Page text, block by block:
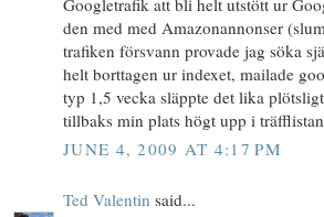
den med med Amazonannonser
trafiken försvann provade jag söka
helt borttagen ur indexet, mailade
typ 1,5 vecka släppte det lika
tillbaks min plats högt upp i
JUNE 4, 2009 AT 4:17 PM
Ted Valentin said...